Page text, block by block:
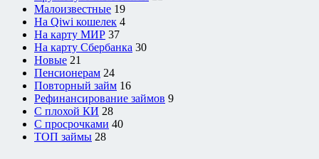
Малоизвестные 19
На Qiwi кошелек 4
На карту МИР 37
На карту Сбербанка 30
Новые 21
Пенсионерам 24
Повторный займ 16
Рефинансирование займов 9
С плохой КИ 28
С просрочками 40
ТОП займы 28